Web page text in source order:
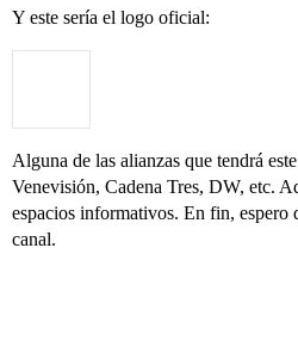
Y este sería el logo oficial:
Alguna de las alianzas que tendrá
Venevisión, Cadena Tres, DW, etc.
espacios informativos. En fin, espero
canal.